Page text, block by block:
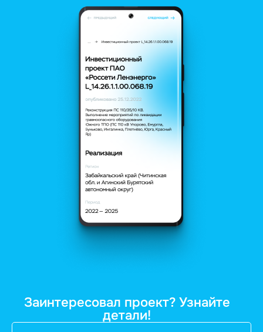
Заинтересовал проект? Узнайте
детали!